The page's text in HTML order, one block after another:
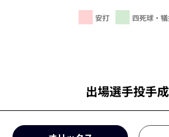
安打 四死球・
出場選手投手